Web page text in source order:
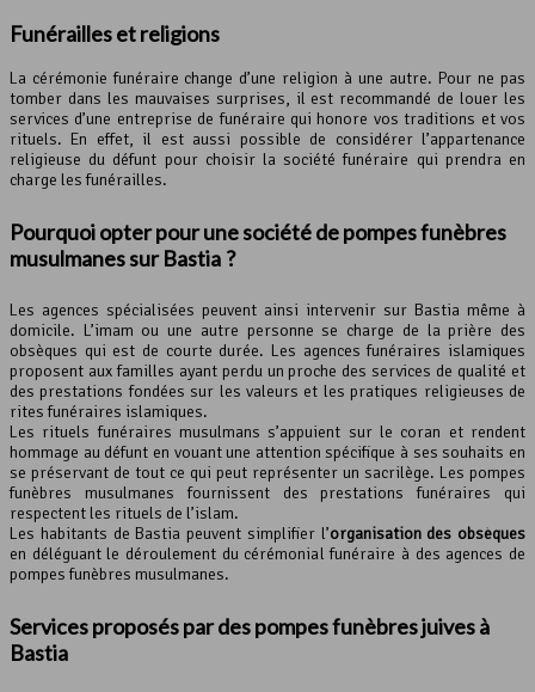
Funérailles et religions
La cérémonie funéraire change d’une religion à une autre. Pour ne pas
tomber dans les mauvaises surprises, il est recommandé de louer les
services d’une entreprise de funéraire qui honore vos traditions et vos
rituels. En effet, il est aussi possible de considérer l’appartenance
religieuse du défunt pour choisir la société funéraire qui prendra en
charge les funérailles.
Pourquoi opter pour une société depompes funèbres
musulmanes sur Bastia ?
Les agences spécialisées peuvent ainsi intervenir sur Bastia même à
domicile. L’imam ou une autre personne se charge de la prière des
obsèques qui est de courte durée. Les agences funéraires islamiques
proposent aux familles ayant perdu un proche des services de qualité et
des prestations fondées sur les valeurs et les pratiques religieuses de
rites funéraires islamiques.
Les rituels funéraires musulmans s’appuient sur le coran et rendent
hommage au défunt en vouant une attention spécifique à ses souhaits en
se préservant de tout ce qui peut représenter un sacrilège. Les pompes
funèbres musulmanes fournissent des prestations funéraires qui
respectent les rituels de l’islam.
Les habitants de Bastia peuvent simplifier l’organisation des obsèques
en déléguant le déroulement du cérémonial funéraire à des agences de
pompes funèbres musulmanes.
Services proposés par despompes funèbresjuives à
Bastia